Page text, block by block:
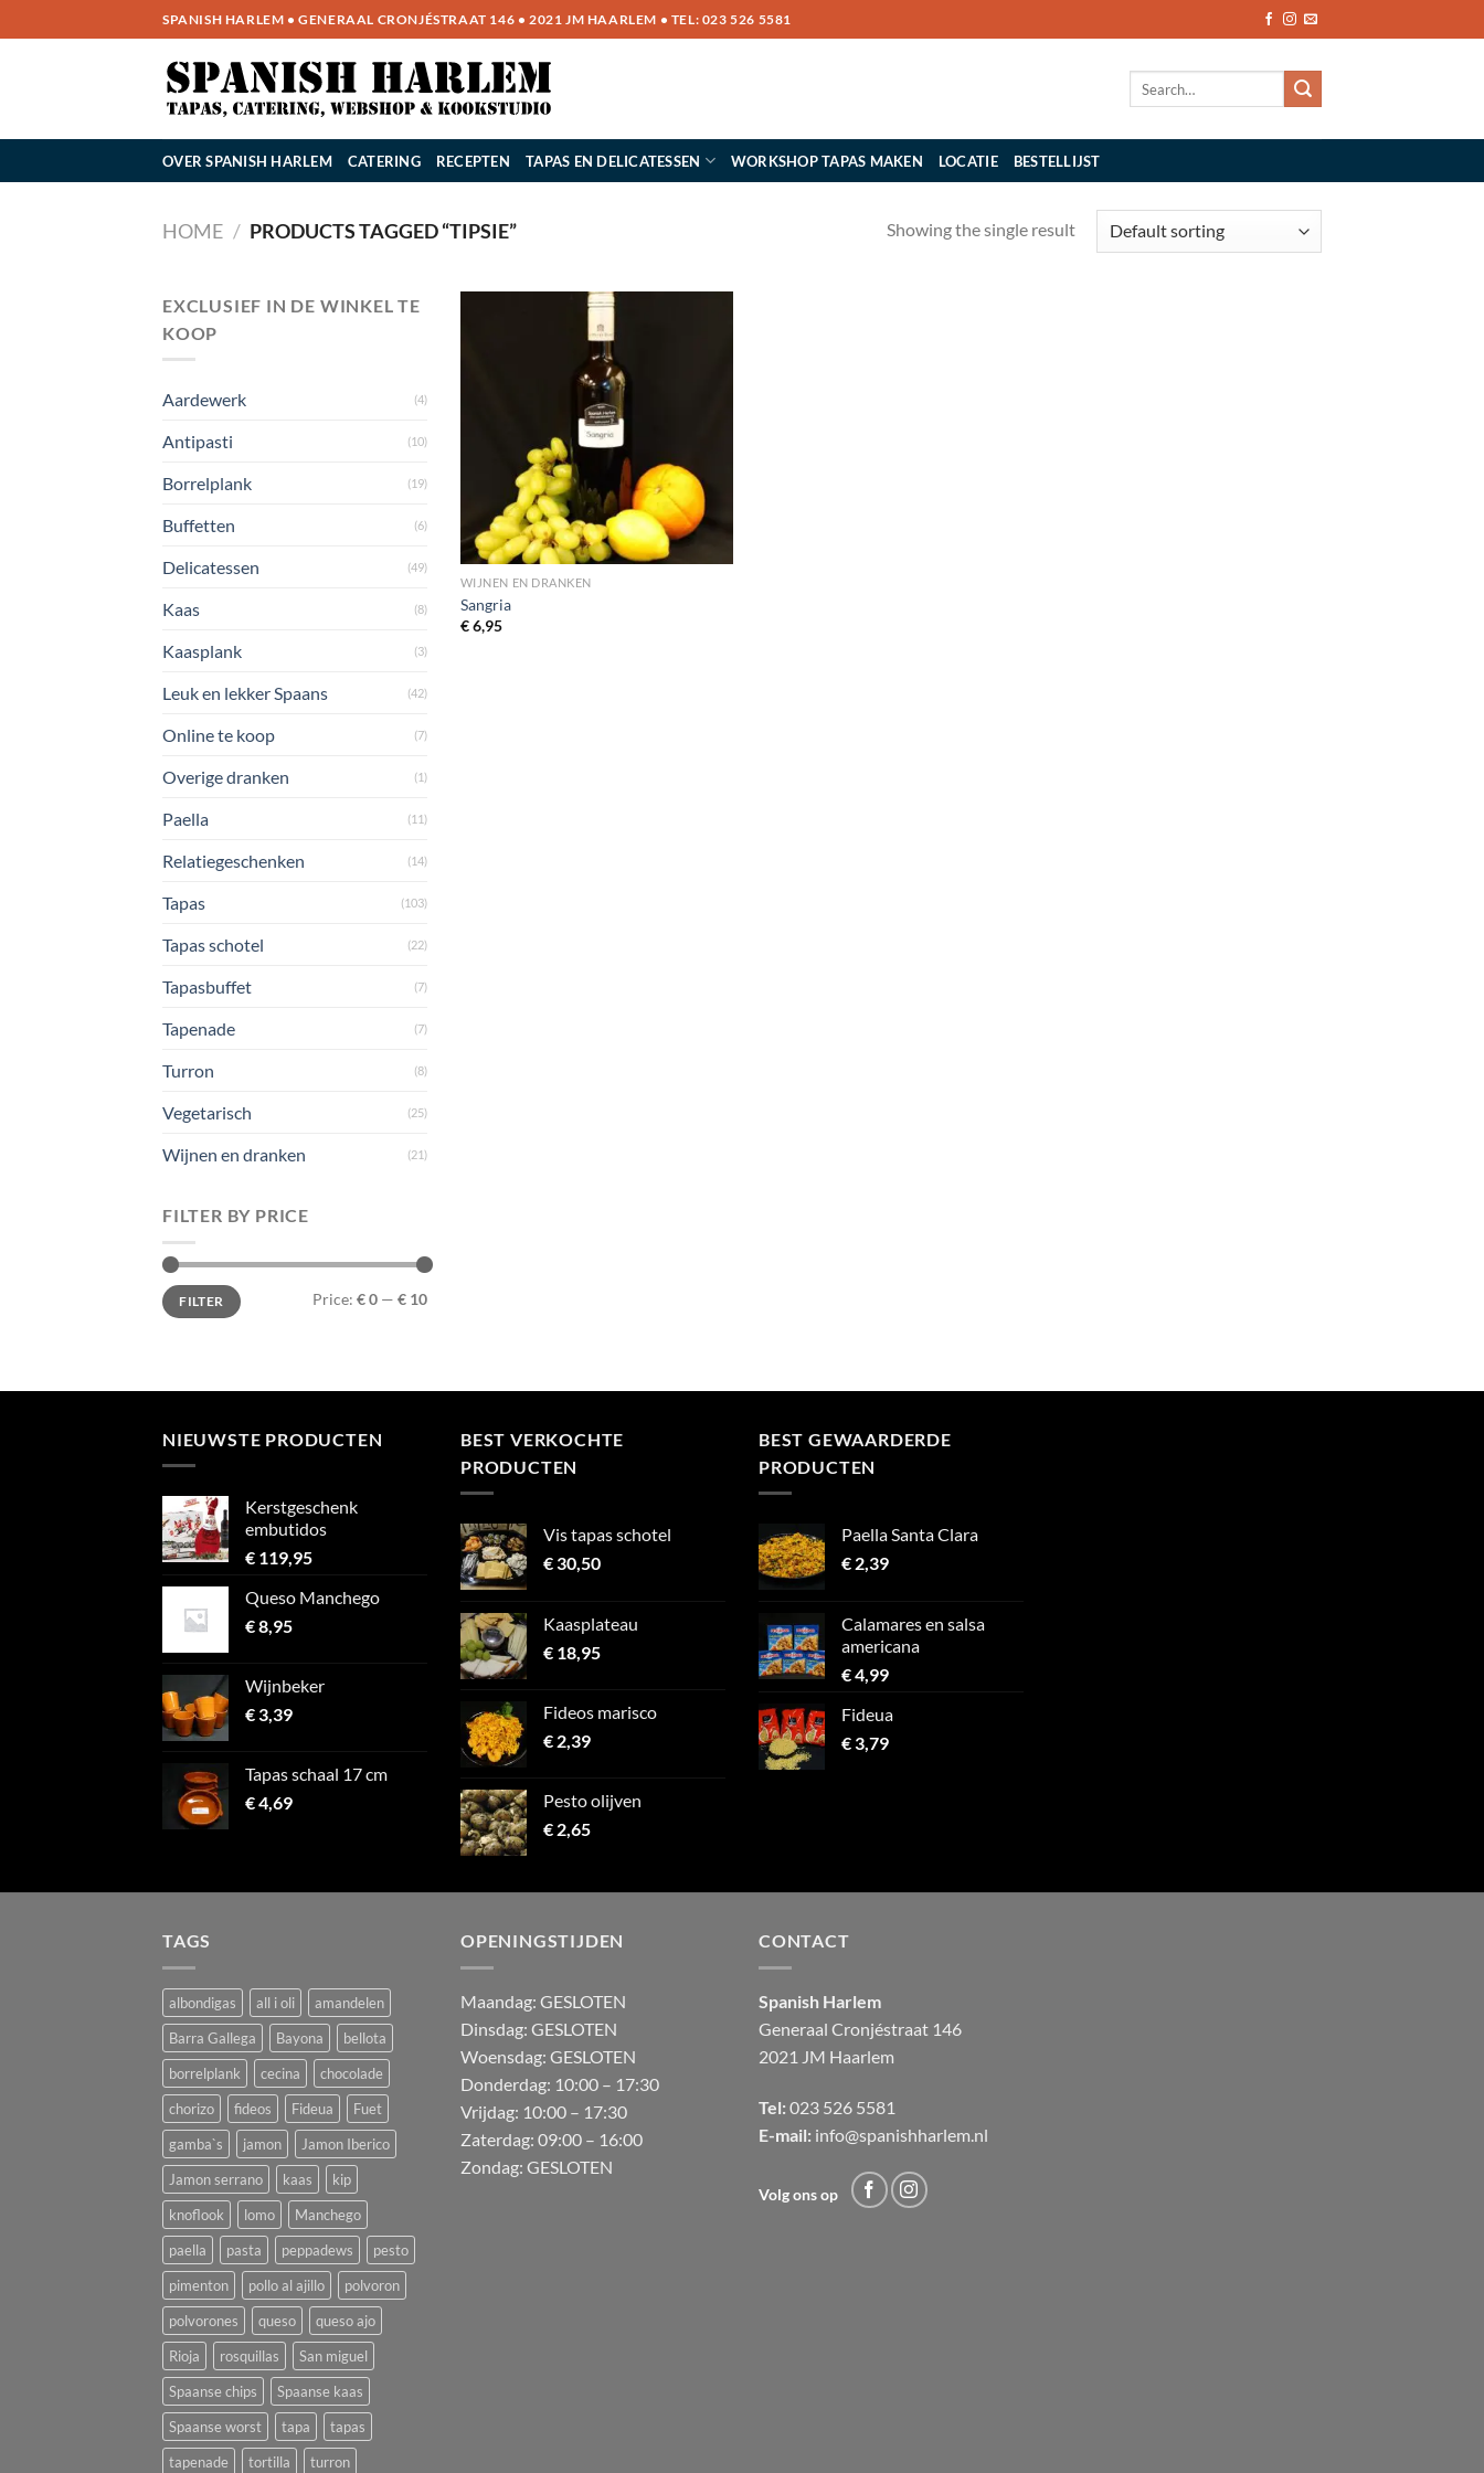
naar
SPANISH HARLEM • GENERAAL CRONJÉSTRAAT 146 • 2021 JM HAARLEM • TEL: 023 526 5581
OVER SPANISH HARLEM CATERING RECEPTEN TAPAS EN DELICATESSEN WORKSHOP TAPAS MAKEN LOCATIE BESTELLIJST
HOME / PRODUCTS TAGGED “TIPSIE” Showing the single result
EXCLUSIEF IN DE WINKEL TE
KOOP
Aardewerk (4)
Antipasti (10)
Borrelplank (19)
Buffetten (6)
Delicatessen (49)
Kaas (8)
Kaasplank (3)
Leuk en lekker Spaans (42)
Online te koop (7)
Overige dranken (1)
Paella (11)
Relatiegeschenken (14)
Tapas (103)
Tapas schotel (22)
Tapasbuffet (7)
Tapenade (7)
Turron (8)
Vegetarisch (25)
Wijnen en dranken (21)
FILTER BY PRICE
Min
price
Max
priceFILTER Price: € 0 — € 10
WIJNEN EN DRANKEN
Sangria
€6,95
NIEUWSTE PRODUCTEN
Kerstgeschenk
embutidos
€ 119,95
Queso Manchego
€8,95
Wijnbeker
€3,39
Tapas schaal 17 cm
€4,69
BEST VERKOCHTE
PRODUCTEN
Vis tapas schotel
€30,50
Kaasplateau
€ 18,95
Fideos marisco
€ 2,39
Pesto olijven
€ 2,65
BEST GEWAARDERDE
PRODUCTEN
Paella Santa Clara
€ 2,39
Calamares en salsa
americana
€4,99
Fideua
€3,79
TAGS
albondigas all i oli
amandelen
Barra Gallega
Bayona
bellota
borrelplank
cecina
chocolade
chorizo
fideos Fideua
Fuet
gamba`s
jamon
Jamon Iberico
Jamon serrano
kaas
kip
knoflook
lomo
Manchego
paella
pasta peppadews
pesto
pimenton
pollo al ajillo
polvoron
polvorones
queso
queso ajo
Rioja
rosquillas
San miguel
Spaanse chips
Spaanse kaas
Spaanse worst
tapa
tapas
tapenade
tortilla turron
OPENINGSTIJDEN
Maandag: GESLOTEN
Dinsdag: GESLOTEN
Woensdag: GESLOTEN
Donderdag: 10:00 – 17:30
Vrijdag: 10:00 – 17:30
Zaterdag: 09:00 – 16:00
Zondag: GESLOTEN
CONTACT
Spanish Harlem
Generaal Cronjéstraat 146
2021 JM Haarlem
Tel: 023 526 5581
E-mail: info@spanishharlem.nl
Volg ons op